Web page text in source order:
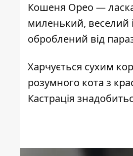
Кошеня Орео —
миленький, веселий
оброблений від
Харчується сухим
розумного кота з
Кастрація